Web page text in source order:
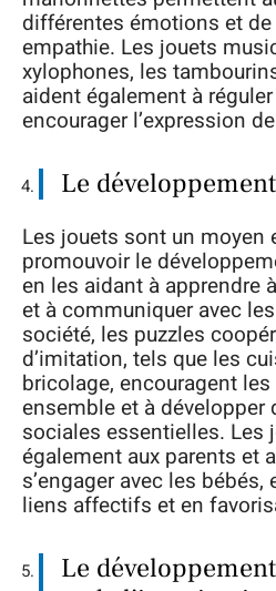
différentes émotions et
empathie. Les jouets
xylophones, les
aident également à
encourager l’expression
Le
Les jouets sont un moyen
promouvoir le
en les aidant à apprendre
et à communiquer avec
société, les puzzles
d’imitation, tels que les
bricolage, encouragent
ensemble et à développer
sociales essentielles. Les
également aux parents et
s’engager avec les
liens affectifs et en
Le